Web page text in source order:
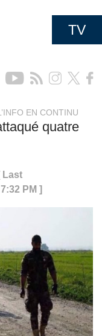
TV
EN CONTINU
quatre
Last
PM ]